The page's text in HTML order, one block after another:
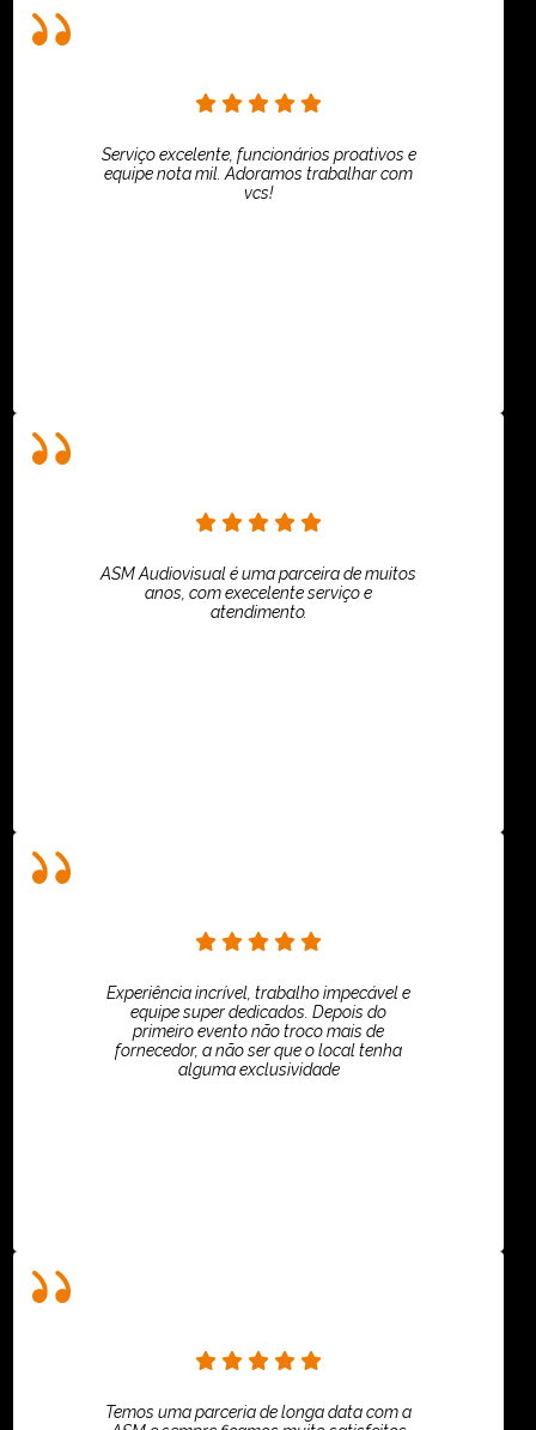
Serviço excelente, funcionários proativos e
equipe nota mil. Adoramos trabalhar com
vcs!
ASM Audiovisual é uma parceira de muitos
anos, com execelente serviço e
atendimento.
Experiência incrível, trabalho impecável e
equipe super dedicados. Depois do
primeiro evento não troco mais de
fornecedor, a não ser que o local tenha
alguma exclusividade
Temos uma parceria de longa data com a